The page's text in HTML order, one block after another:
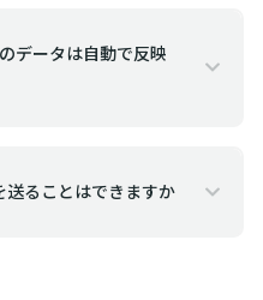
データは自動で反映
送ることはできますか